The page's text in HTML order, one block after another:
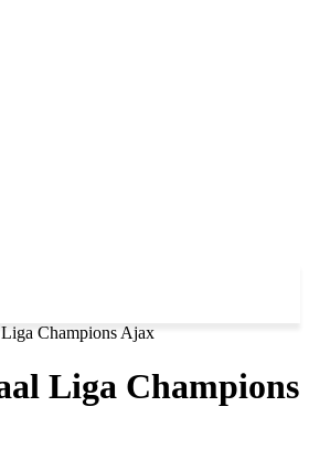
Champions Ajax
Liga Champions